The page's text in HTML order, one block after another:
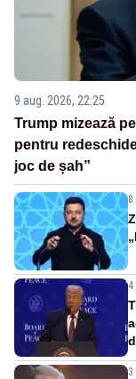
9 aug. 2026, 22:25
Trump mizează
pentru
joc de șah”
8
4
3